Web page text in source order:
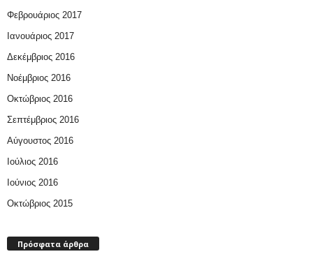
Φεβρουάριος 2017
Ιανουάριος 2017
Δεκέμβριος 2016
Νοέμβριος 2016
Οκτώβριος 2016
Σεπτέμβριος 2016
Αύγουστος 2016
Ιούλιος 2016
Ιούνιος 2016
Οκτώβριος 2015
Πρόσφατα άρθρα